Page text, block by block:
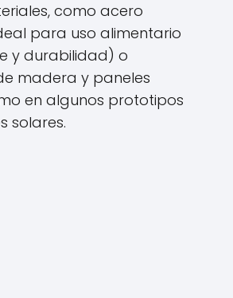
como acero
para uso alimentario
y durabilidad) o
madera y paneles
en algunos prototipos
solares.